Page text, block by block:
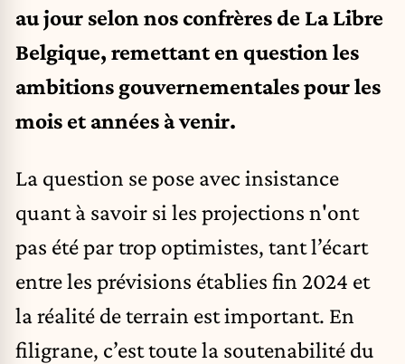
au jour selon nos confrères de La Libre
Belgique, remettant en question les
ambitions gouvernementales pour les
mois et années à venir.
La question se pose avec insistance
quant à savoir si les projections n'ont
pas été par trop optimistes, tant l’écart
entre les prévisions établies fin 2024 et
la réalité de terrain est important. En
filigrane, c’est toute la soutenabilité du